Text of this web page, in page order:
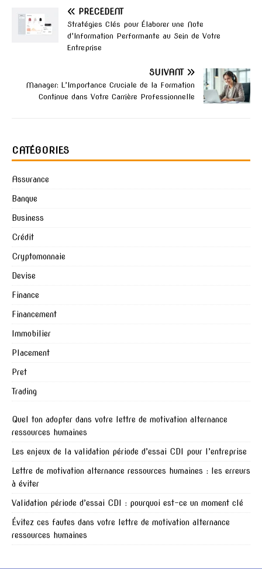
PRÉCÉDENT
Stratégies Clés pour Élaborer une Note
d’Information Performante au Sein de Votre
Entreprise
SUIVANT
Manager: L’Importance Cruciale de la Formation
Continue dans Votre Carrière Professionnelle
CATÉGORIES
Assurance
Banque
Business
Crédit
Cryptomonnaie
Devise
Finance
Financement
Immobilier
Placement
Pret
Trading
Quel ton adopter dans votre lettre de motivation alternance
ressources humaines
Les enjeux de la validation période d’essai CDI pour l’entreprise
Lettre de motivation alternance ressources humaines : les erreurs
à éviter
Validation période d’essai CDI : pourquoi est-ce un moment clé
Évitez ces fautes dans votre lettre de motivation alternance
ressources humaines